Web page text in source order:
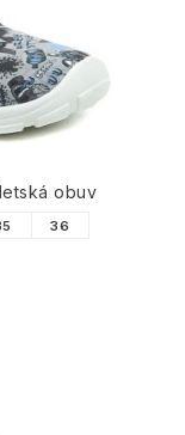
obuv
36